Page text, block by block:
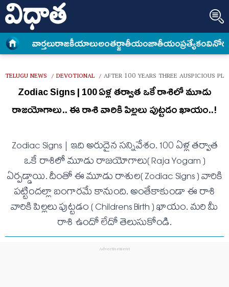
వార్త‌లురాజకీయాలుఅంత‌ర్జాతీయంజాతీయంప్రత్యేకం
TELUGU NEWS / DEVOTIONAL / AFTER 100 YEARS THREE AUSPICIOUS
Zodiac Signs | 100 ఏళ్ల త‌ర్వాత ఒకే రాశిలో మూడు
రాజ‌యోగాలు.. ఈ రాశి వారికి పిల్ల‌లు పుట్ట‌డం ఖాయం..!
Zodiac Signs | ఇది అరుదైన స‌న్నివేశం. 100 ఏళ్ల త‌ర్వాత‌
ఒకే రాశిలో మూడు రాజ‌యోగాలు( Raja Yogam )
ఏర్ప‌డ్డాయి. దీంతో ఈ మూడు రాశుల( Zodiac Signs ) వారికి
ప‌ట్టింద‌ల్లా బంగార‌మే కానుంది. అంతేకాకుండా ఈ రాశి
వారికి పిల్ల‌లు పుట్ట‌డం ( Childrens Birth ) ఖాయం. మ‌రి మీ
రాశి ఉందో లేదో తెలుసుకోండి.